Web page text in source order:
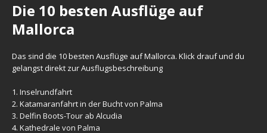
Die 10 besten Ausflüge auf
Mallorca
Das sind die 10 besten Ausflüge auf Mallorca. Klick drauf und du
gelangst direkt zur Ausflugsbeschreibung
1. Inselrundfahrt
2. Katamaranfahrt in der Bucht von Palma
3. Delfin Boots-Tour ab Alcudia
4. Kathedrale von Palma